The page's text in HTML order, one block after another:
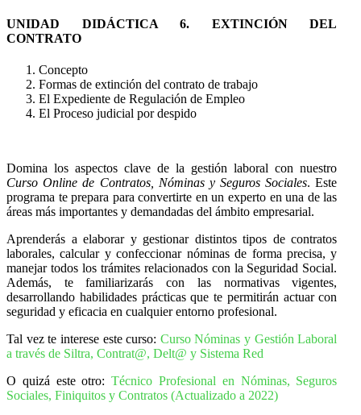
UNIDAD DIDÁCTICA 6. EXTINCIÓN DEL
CONTRATO
Concepto
Formas de extinción del contrato de trabajo
El Expediente de Regulación de Empleo
El Proceso judicial por despido
Domina los aspectos clave de la gestión laboral con nuestro
Curso Online de Contratos, Nóminas y Seguros Sociales. Este
programa te prepara para convertirte en un experto en una de las
áreas más importantes y demandadas del ámbito empresarial.
Aprenderás a elaborar y gestionar distintos tipos de contratos
laborales, calcular y confeccionar nóminas de forma precisa, y
manejar todos los trámites relacionados con la Seguridad Social.
Además, te familiarizarás con las normativas vigentes,
desarrollando habilidades prácticas que te permitirán actuar con
seguridad y eficacia en cualquier entorno profesional.
Tal vez te interese este curso: Curso Nóminas y Gestión Laboral
a través de Siltra, Contrat@, Delt@ y Sistema Red
O quizá este otro:Técnico Profesional en Nóminas, Seguros
Sociales, Finiquitos y Contratos (Actualizado a 2022)